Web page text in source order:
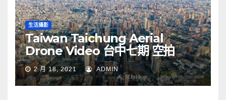
生活攝影
Taiwan Taichung Aerial
Drone Video 台中七期 空拍
2 月 18, 2021 ADMIN